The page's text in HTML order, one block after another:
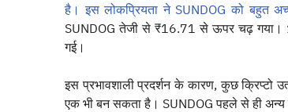
है। इस लोकप्रियता ने SUNDOG को बहुत
SUNDOG तेजी से ₹16.71 से ऊपर चढ़ गया।
गई।
इस प्रभावशाली प्रदर्शन के कारण, कुछ क्रिप्टो
एक भी बन सकता है। SUNDOG पहले से ही